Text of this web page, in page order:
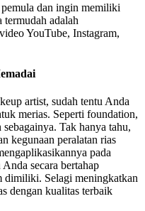
dan ingin memiliki
termudah adalah
YouTube, Instagram,
artist, sudah tentu Anda
merias. Seperti foundation,
Tak hanya tahu,
kegunaan peralatan rias
pada
secara bertahap
dimiliki. Selagi meningkatkan
dengan kualitas terbaik